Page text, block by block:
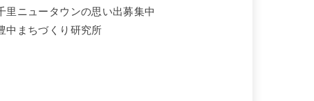
里ニュータウンの思い出募集中
中まちづくり研究所